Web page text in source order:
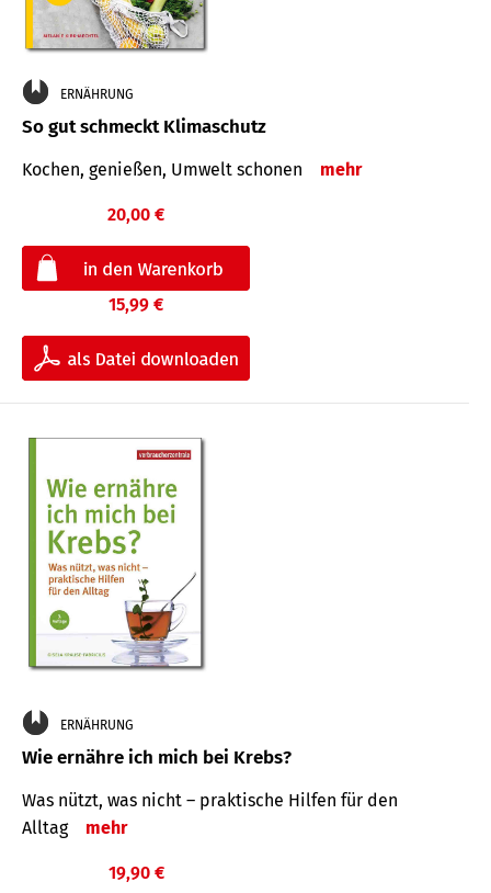
ERNÄHRUNG
So gut schmeckt Klimaschutz
Kochen, genießen, Umwelt schonen mehr
20,00 €
15,99 €
ERNÄHRUNG
Wie ernähre ich mich bei Krebs?
Was nützt, was nicht – praktische Hilfen für den
Alltag
mehr
19,90 €